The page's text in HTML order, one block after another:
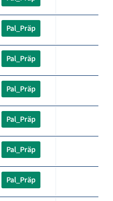
Pal_Präp
Pal_Präp
Pal_Präp
Pal_Präp
Pal_Präp
Pal_Präp